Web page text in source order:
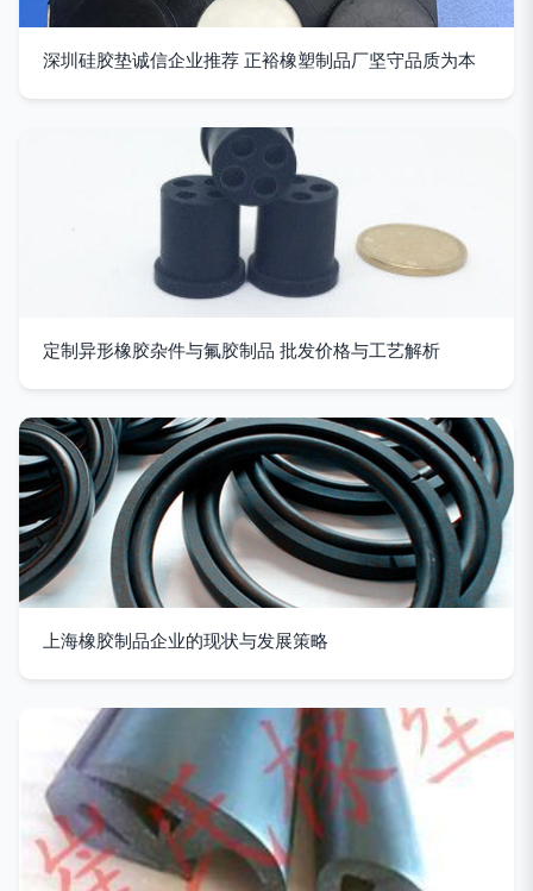
深圳硅胶垫诚信企业推荐 正裕橡塑制品厂坚守品质为本
定制异形橡胶杂件与氟胶制品 批发价格与工艺解析
上海橡胶制品企业的现状与发展策略